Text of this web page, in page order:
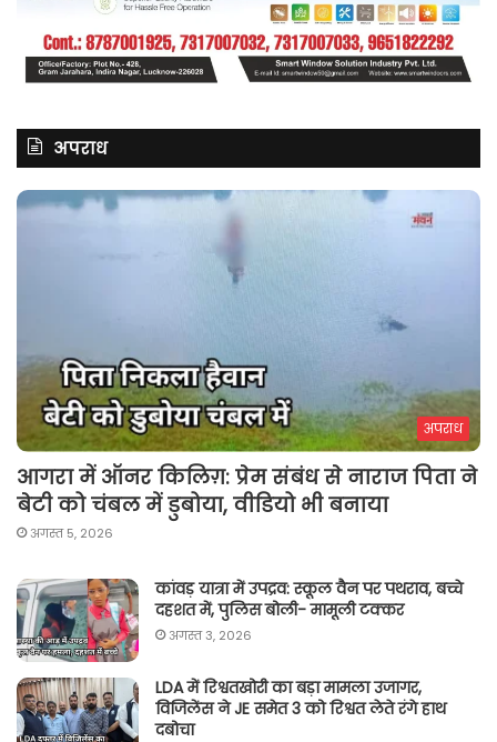
अपराध
अपराध
आगरा में ऑनर किलिग़: प्रेम संबंध से नाराज पिता ने
बेटी को चंबल में डुबोया, वीडियो भी बनाया
अगस्त 5, 2026
कांवड़ यात्रा में उपद्रव: स्कूल वैन पर पथराव, बच्चे
दहशत में, पुलिस बोली- मामूली टक्कर
अगस्त 3, 2026
LDA में रिश्वतखोरी का बड़ा मामला उजागर,
विजिलेंस ने JE समेत 3 को रिश्वत लेते रंगे हाथ
दबोचा